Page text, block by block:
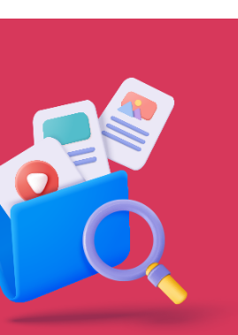
#tendances